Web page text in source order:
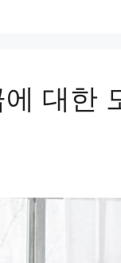
대한